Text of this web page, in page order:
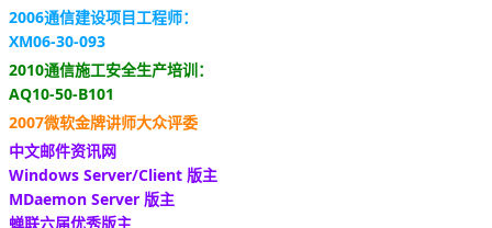
2006通信建设项目工程师：
XM06-30-093
2010通信施工安全生产培训：
AQ10-50-B101
2007微软金牌讲师大众评委
中文邮件资讯网
Windows Server/Client 版主
MDaemon Server 版主
蝉联六届优秀版主